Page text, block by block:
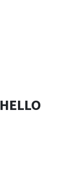
HELLO